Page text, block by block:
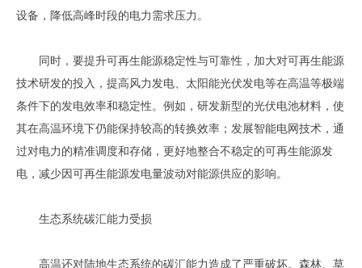
设备，降低高峰时段的电力需求压力。
同时，要提升可再生能源稳定性与可靠性，加大对可再生能源
技术研发的投入，提高风力发电、太阳能光伏发电等在高温等极端
条件下的发电效率和稳定性。例如，研发新型的光伏电池材料，使
其在高温环境下仍能保持较高的转换效率；发展智能电网技术，通
过对电力的精准调度和存储，更好地整合不稳定的可再生能源发
电，减少因可再生能源发电量波动对能源供应的影响。
生态系统碳汇能力受损
高温还对陆地生态系统的碳汇能力造成了严重破坏。森林、草